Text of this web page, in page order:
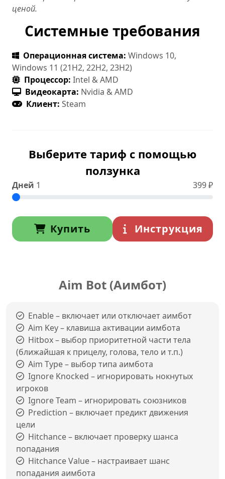
ценой.
Системные требования
Операционная система: Windows 10,
Windows 11 (21H2, 22H2, 23H2)
Процессор: Intel & AMD
Видеокарта: Nvidia & AMD
Клиент: Steam
Выберите тариф с помощью
ползунка
Дней 1 399₽
Купить Инструкция
Aim Bot (Аимбот)
Enable – включает или отключает аимбот
Aim Key – клавиша активации аимбота
Hitbox – выбор приоритетной части тела
(ближайшая к прицелу, голова, тело и т.п.)
Aim Type – выбор типа аимбота
Ignore Knocked – игнорировать нокнутых
игроков
Ignore Team – игнорировать союзников
Prediction – включает предикт движения
цели
Hitchance – включает проверку шанса
попадания
Hitchance Value – настраивает шанс
попадания аимбота